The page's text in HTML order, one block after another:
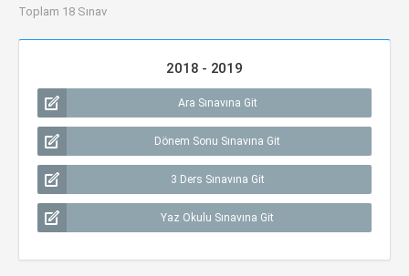
Toplam 18 Sınav
2018 - 2019
Ara Sınavına Git
Dönem Sonu Sınavına Git
3 Ders Sınavına Git
Yaz Okulu Sınavına Git